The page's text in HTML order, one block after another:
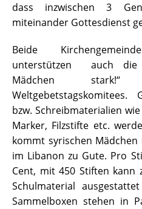
dass inzwischen 3
miteinander Gottesdienst
Beide
unterstützen auch die
Mädchen
bzw. Schreibmaterialien
Marker, Filzstifte etc.
kommt syrischen
im Libanon zu Gute. Pro
Cent, mit 450 Stiften kann
Schulmaterial
Sammelboxen stehen in